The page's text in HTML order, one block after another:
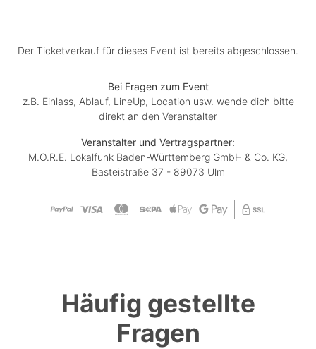
Der Ticketverkauf für dieses Event ist bereits abgeschlossen.
Bei Fragen zum Event
z.B. Einlass, Ablauf, LineUp, Location usw. wende dich bitte
direkt an den Veranstalter
Veranstalter und Vertragspartner:
M.O.R.E. Lokalfunk Baden-Württemberg GmbH & Co. KG,
Basteistraße 37 - 89073 Ulm
Häufig gestellte
Fragen